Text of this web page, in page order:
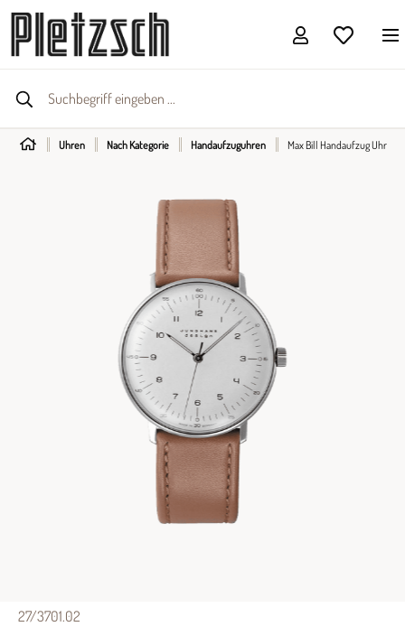
Uhren Nach Kategorie Handaufzuguhren Max Bill Handaufzug Uhr
27/3701.02